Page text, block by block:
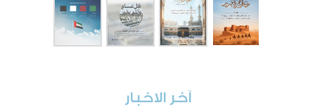
آخر الاخبار